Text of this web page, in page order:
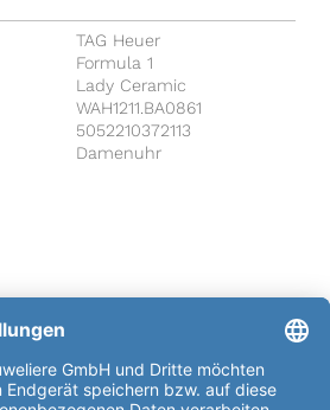
TAG Heuer
Formula 1
Lady Ceramic
WAH1211.BA0861
5052210372113
Damenuhr